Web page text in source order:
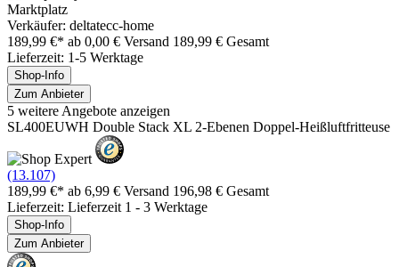
Marktplatz
Verkäufer: deltatecc-home
189,99 €* ab 0,00 € Versand 189,99 € Gesamt
Lieferzeit: 1-5 Werktage
Shop-Info
Zum Anbieter
5 weitere Angebote anzeigen
SL400EUWH Double Stack XL 2-Ebenen Doppel-Heißluftfritteuse
(13.107)
189,99 €* ab 6,99 € Versand 196,98 € Gesamt
Lieferzeit: Lieferzeit 1 - 3 Werktage
Shop-Info
Zum Anbieter